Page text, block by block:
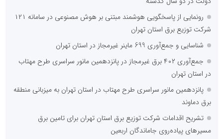
رونمایی از پاسخگویی هوشمند مبتنی بر هوش مصنوعی در سامانه ۱۲۱
شرکت توزیع برق استان تهران
شناسایی و جمع‌آوری 699 ماینر غیرمجاز در استان تهران
جمع‌آوری ۴۰۲ برق غیرمجاز در پانزدهمین مانور سراسری طرح مهتاب
در استان تهران
پانزدهمین مانور سراسری طرح مهتاب در استان تهران به میزبانی منطقه
برق دماوند
تشریح اقدامات شرکت توزیع برق استان تهران برای تامین برق
مسیرهای پیاده‌روی جاماندگان اربعین